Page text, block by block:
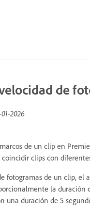
de
01-2026
de un clip en
clips con
fotogramas de un clip, el
la duración
una duración de 5